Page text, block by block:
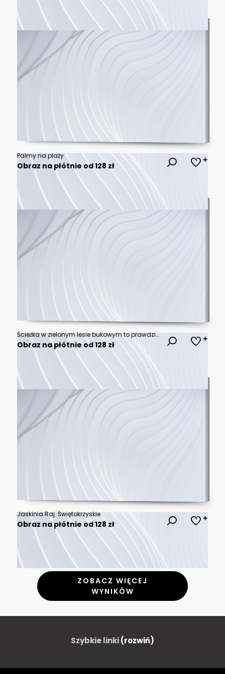
Palmy na plaży
Obraz na płótnie od 128 zł
Ścieżka w zielonym lesie bukowym to prawdziwy raj dla miłośników natury. Otoczona bujnymi, świeżymi liśćmi, tworzy malowniczy tunel, który zachwyca swoją urodą.
Obraz na płótnie od 128 zł
Jaskinia Raj. Świętokrzyskie
Obraz na płótnie od 128 zł
ZOBACZ WIĘCEJ
WYNIKÓW
Szybkie linki(rozwiń)